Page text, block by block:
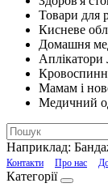
Товари для
Кисневе
Домашня
Аплікатори
Мамам і
Медичний
Наприклад:
Контакти Про нас
Категорії